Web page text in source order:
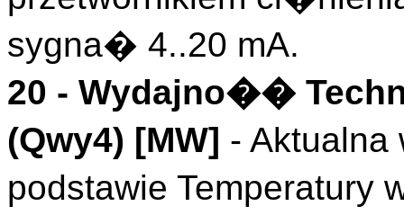
sygna� 4..20 mA.
20 - Wydajno��
(Qwy4) [MW] -
podstawie